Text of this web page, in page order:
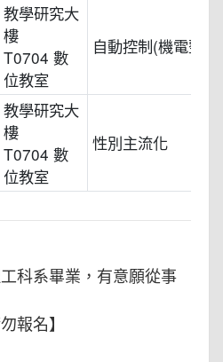
教學研究大
樓
T0704 數
位教室
自動控制(機電整合)
教學研究大
樓
T0704 數
位教室
性別主流化
科系畢業，有意願從事
報名】